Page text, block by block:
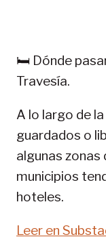
🛏️ Dónde
Travesía.
A lo largo de
guardados o
algunas zonas
municipios
hoteles.
Leer en